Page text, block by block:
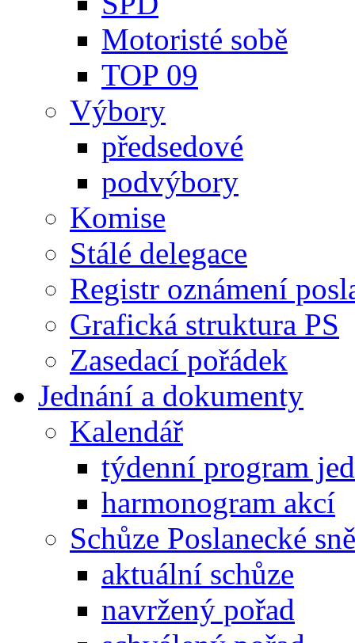
Motoristé sobě
TOP 09
Výbory
předsedové
podvýbory
Komise
Stálé delegace
Registr oznámení
Grafická struktura PS
Zasedací pořádek
Jednání a dokumenty
Kalendář
týdenní program
harmonogram akcí
Schůze Poslanecké
aktuální schůze
navržený pořad